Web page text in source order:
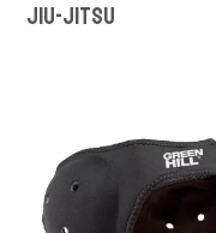
Jiu-Jitsu